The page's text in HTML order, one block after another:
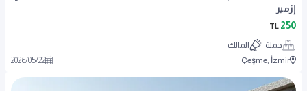
إزمير
250
TL
جملة
المالك
Çeşme, İzmir
2026/05/22